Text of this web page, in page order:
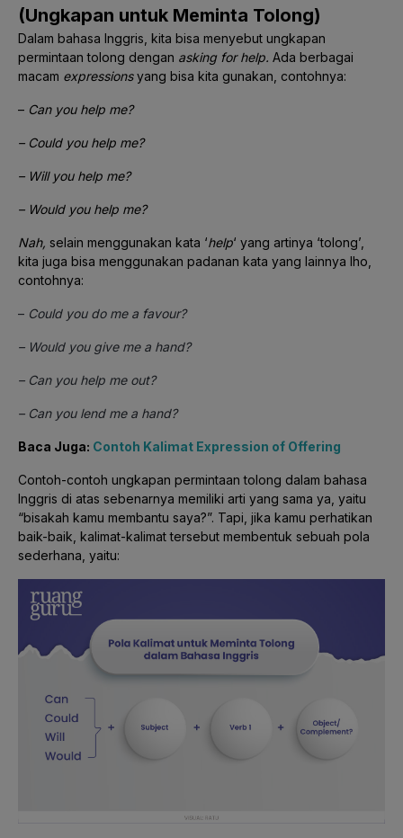
(Ungkapan untuk Meminta Tolong)
Dalam bahasa Inggris, kita bisa menyebut ungkapan
permintaan tolong dengan asking for help. Ada berbagai
macam expressionsyang bisa kita gunakan, contohnya:
– Can you help me?
– Could you help me?
– Will you help me?
– Wouldyou help me?
Nah, selain menggunakan kata ‘help‘ yang artinya ‘tolong’,
kita juga bisa menggunakan padanan kata yang lainnya lho,
contohnya:
– Could you do me a favour?
– Would you give me a hand?
– Can you help me out?
– Can you lend me a hand?
Baca Juga: Contoh Kalimat Expression of Offering
Contoh-contoh ungkapan permintaan tolong dalam bahasa
Inggris di atas sebenarnya memiliki arti yang sama ya, yaitu
“bisakah kamu membantu saya?”. Tapi, jika kamu perhatikan
baik-baik, kalimat-kalimat tersebut membentuk sebuah pola
sederhana, yaitu: